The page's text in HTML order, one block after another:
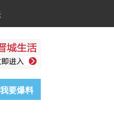
我要爆料